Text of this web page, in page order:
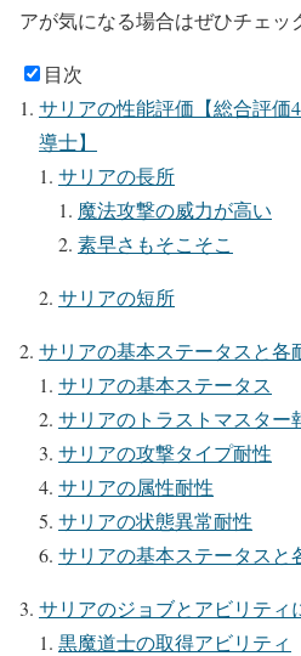
アが気になる場合はぜひチェッ
目次
サリアの性能評価【総合評価
導士】
サリアの長所
魔法攻撃の威力が高い
素早さもそこそこ
サリアの短所
サリアの基本ステータスと各
サリアの基本ステータス
サリアのトラストマスター
サリアの攻撃タイプ耐性
サリアの属性耐性
サリアの状態異常耐性
サリアの基本ステータスと
サリアのジョブとアビリティ
黒魔道士の取得アビリティ